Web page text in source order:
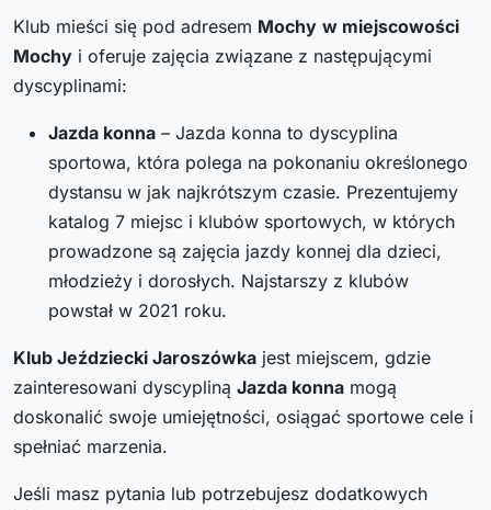
Klub mieści się pod adresem Mochy w miejscowości
Mochy i oferuje zajęcia związane z następującymi
dyscyplinami:
Jazda konna – Jazda konna to dyscyplina
sportowa, która polega na pokonaniu określonego
dystansu w jak najkrótszym czasie. Prezentujemy
katalog 7 miejsc i klubów sportowych, w których
prowadzone są zajęcia jazdy konnej dla dzieci,
młodzieży i dorosłych. Najstarszy z klubów
powstał w 2021 roku.
Klub Jeździecki Jaroszówka jest miejscem, gdzie
zainteresowani dyscypliną Jazda konna mogą
doskonalić swoje umiejętności, osiągać sportowe cele i
spełniać marzenia.
Jeśli masz pytania lub potrzebujesz dodatkowych